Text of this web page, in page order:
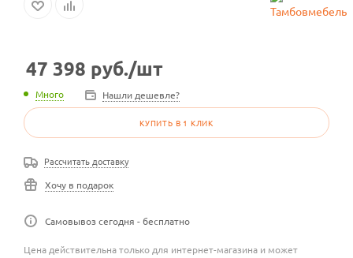
47 398 руб./шт
Много Нашли дешевле?
КУПИТЬ В 1 КЛИК
Рассчитать доставку
Хочу в подарок
Самовывоз сегодня - бесплатно
Цена действительна только для интернет-магазина и может